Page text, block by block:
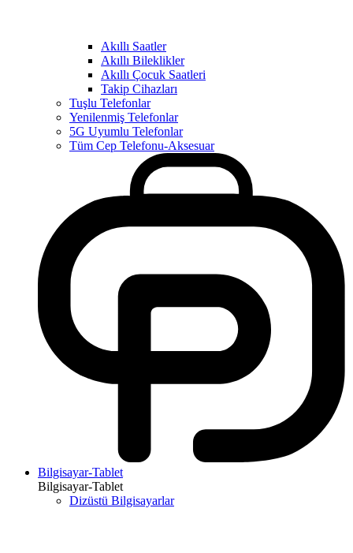
Akıllı Saatler
Akıllı Bileklikler
Akıllı Çocuk Saatleri
Takip Cihazları
Tuşlu Telefonlar
Yenilenmiş Telefonlar
5G Uyumlu Telefonlar
Tüm Cep Telefonu-Aksesuar
Bilgisayar-Tablet
Bilgisayar-Tablet
Dizüstü Bilgisayarlar